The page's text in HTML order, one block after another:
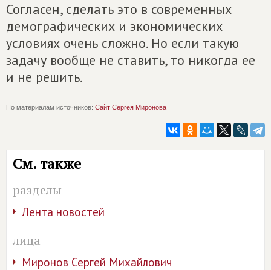
Согласен, сделать это в современных
демографических и экономических
условиях очень сложно. Но если такую
задачу вообще не ставить, то никогда ее
и не решить.
По материалам источников: Сайт Сергея Миронова
См. также
разделы
Лента новостей
лица
Миронов Сергей Михайлович